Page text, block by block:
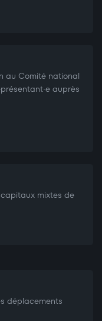
au Comité national
auprès
mixtes de
déplacements